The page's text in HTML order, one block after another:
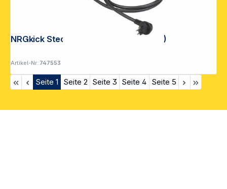
NRGkick Steckeraufsatz Typ J 8A (CH)
Artikel-Nr.:747553
Seite 1 Seite 2 Seite 3 Seite 4 Seite 5